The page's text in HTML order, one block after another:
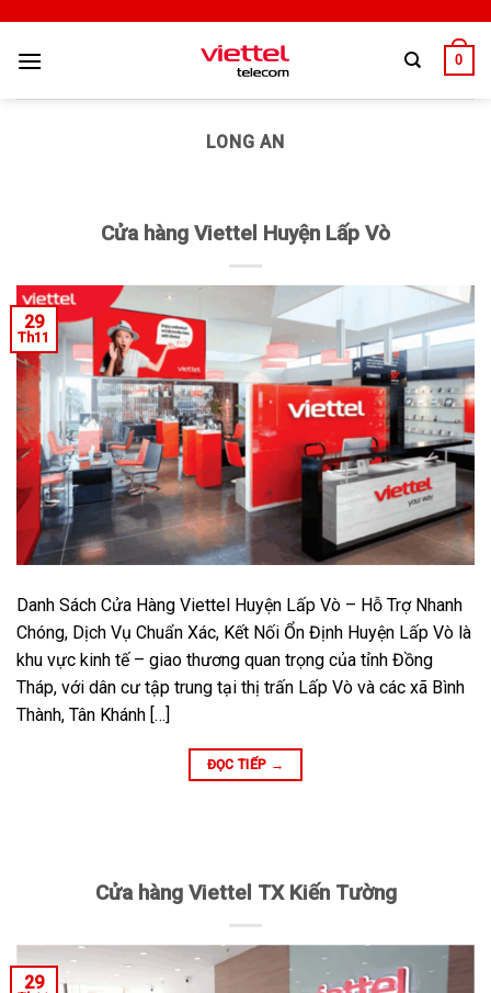
0
LONG AN
Cửa hàng Viettel Huyện Lấp Vò
29
Th11
Danh Sách Cửa Hàng Viettel Huyện Lấp Vò – Hỗ Trợ Nhanh
Chóng, Dịch Vụ Chuẩn Xác, Kết Nối Ổn Định Huyện Lấp Vò là
khu vực kinh tế – giao thương quan trọng của tỉnh Đồng
Tháp, với dân cư tập trung tại thị trấn Lấp Vò và các xã Bình
Thành, Tân Khánh […]
ĐỌC TIẾP →
Cửa hàng Viettel TX Kiến Tường
29